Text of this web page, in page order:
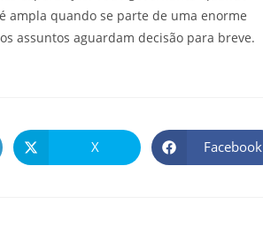
ampla quando se parte de uma enorme
assuntos aguardam decisão para breve.
X Facebook